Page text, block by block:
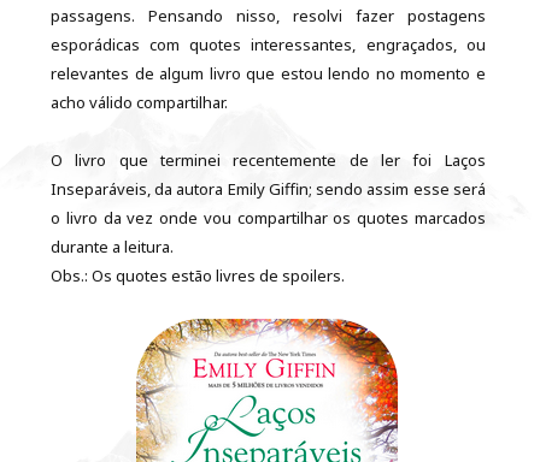
passagens. Pensando nisso, resolvi fazer postagens
esporádicas com quotes interessantes, engraçados, ou
relevantes de algum livro que estou lendo no momento e
acho válido compartilhar.
O livro que terminei recentemente de ler foi Laços
Inseparáveis, da autora Emily Giffin; sendo assim esse será
o livro da vez onde vou compartilhar os quotes marcados
durante a leitura.
Obs.: Os quotes estão livres de spoilers.